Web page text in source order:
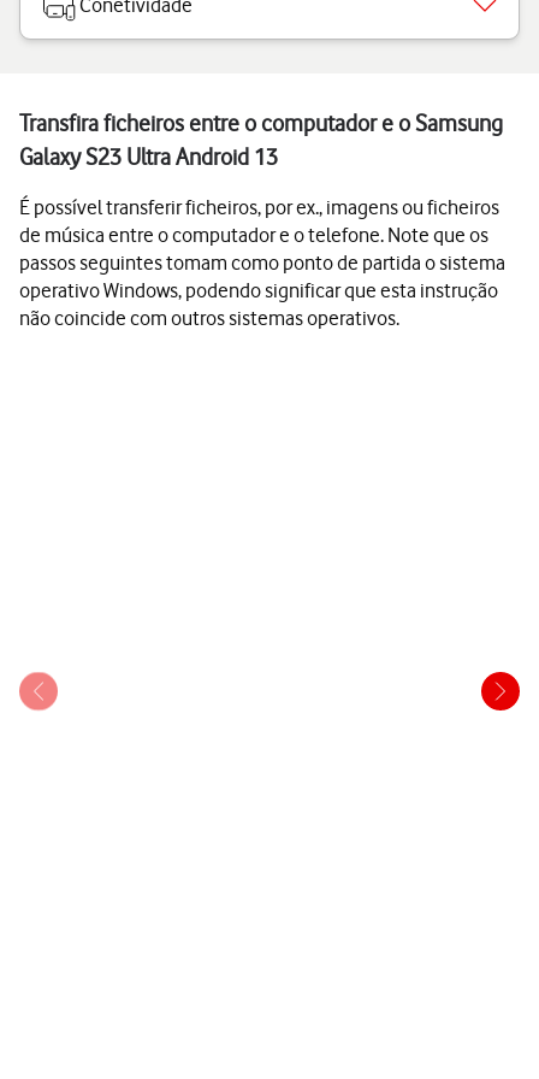
Conetividade
Transfira ficheiros entre o computador e o Samsung
Galaxy S23 Ultra Android 13
É possível transferir ficheiros, por ex., imagens ou ficheiros
de música entre o computador e o telefone. Note que os
passos seguintes tomam como ponto de partida o sistema
operativo Windows, podendo significar que esta instrução
não coincide com outros sistemas operativos.